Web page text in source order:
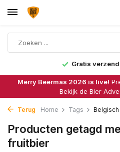
Gratis
Merry Beermas 2026 is live!
Bekijk de Bier
Terug Home Tags
Producten getagd
fruitbier